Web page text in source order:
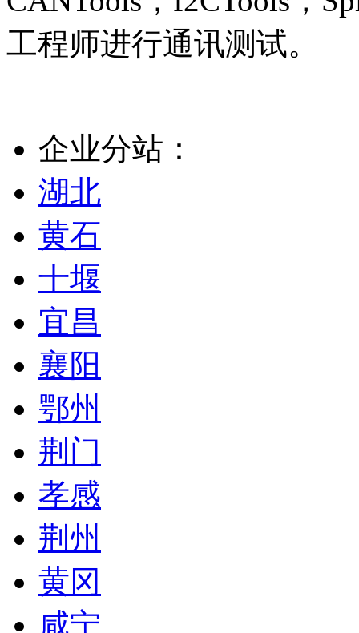
工程师进行通讯测试。
企业分站：
湖北
黄石
十堰
宜昌
襄阳
鄂州
荆门
孝感
荆州
黄冈
咸宁